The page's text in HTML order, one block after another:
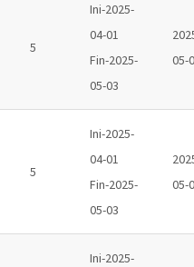
5
Ini-2025-
04-01
Fin-2025-
05-03
05-
5
Ini-2025-
04-01
Fin-2025-
05-03
05-
Ini-2025-